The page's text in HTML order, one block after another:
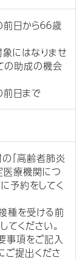
前日から６６歳
にはなりませ
の助成の機会
前日まで
「高齢者肺炎
療機関につ
予約をしてく
種を受ける前
てください。
事項をご記入
ご提出くださ